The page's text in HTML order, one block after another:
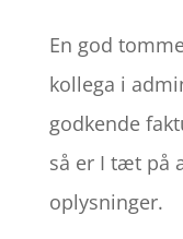
En god
kollega i
godkende
så er I tæt på
oplysninger.